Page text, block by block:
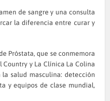
de sangre y una consulta
la diferencia entre curar y
Próstata, que se conmemora
y La Clínica La Colina
salud masculina: detección
y equipos de clase mundial,